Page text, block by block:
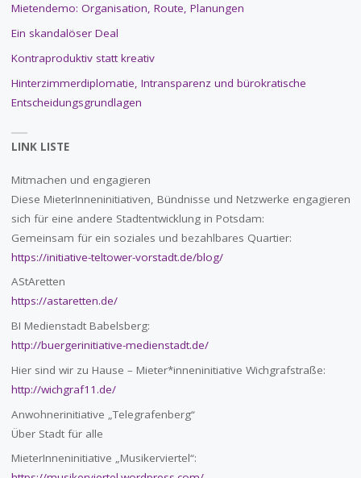
Mietendemo: Organisation, Route, Planungen
Ein skandalöser Deal
Kontraproduktiv statt kreativ
Hinterzimmerdiplomatie, Intransparenz und bürokratische
Entscheidungsgrundlagen
LINK LISTE
Mitmachen und engagieren
Diese MieterInneninitiativen, Bündnisse und Netzwerke engagieren
sich für eine andere Stadtentwicklung in Potsdam:
Gemeinsam für ein soziales und bezahlbares Quartier:
https://initiative-teltower-vorstadt.de/blog/
AStAretten
https://astaretten.de/
BI Medienstadt Babelsberg:
http://buergerinitiative-medienstadt.de/
Hier sind wir zu Hause – Mieter*inneninitiative Wichgrafstraße:
http://wichgraf11.de/
Anwohnerinitiative „Telegrafenberg“
Über Stadt für alle
MieterInneninitiative „Musikerviertel“: